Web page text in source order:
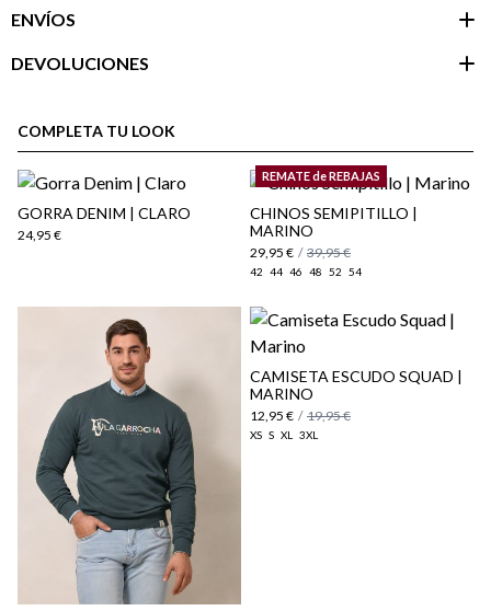
ENVÍOS
Paquetes y envíos
DEVOLUCIONES
cliente
COMPLETA TU LOOK
GORRA DENIM | CLARO
24,95 €
REMATE de REBAJAS
CHINOS SEMIPITILLO |
MARINO
29,95 € / 39,95 €
42 44 46 48 52 54
CAMISETA ESCUDO SQUAD |
MARINO
12,95 € / 19,95 €
XS S XL 3XL